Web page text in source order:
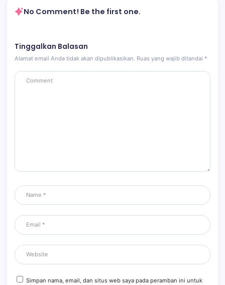
No Comment! Be the first one.
Tinggalkan Balasan
Alamat email Anda tidak akan dipublikasikan. Ruas yang wajib ditandai *
Simpan nama, email, dan situs web saya pada peramban ini untuk